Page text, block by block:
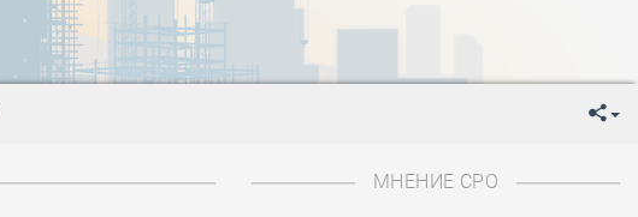
блокады
01 мая-
День Весны и Труда
09 мая -День Победы!
День Государственного флага Российской Федерации
МНЕНИЕ СРО